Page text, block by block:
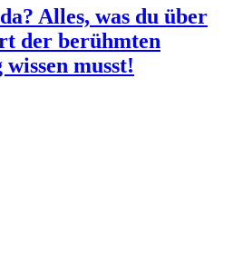
Alles, was du über
der berühmten
musst!